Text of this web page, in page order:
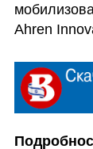
Ahren